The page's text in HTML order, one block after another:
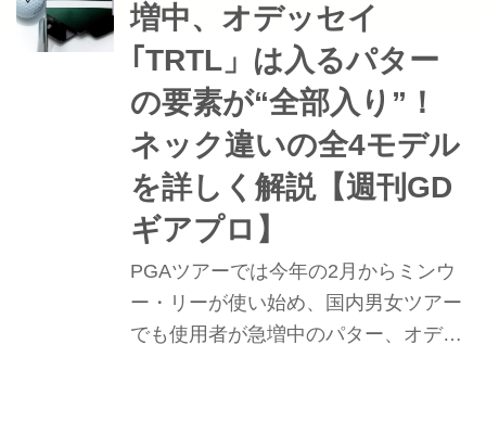
増中、オデッセイ
｢TRTL」は入るパター
の要素が“全部入り”！
ネック違いの全4モデル
を詳しく解説【週刊GD
ギアプロ】
PGAツアーでは今年の2月からミンウ
ー・リーが使い始め、国内男女ツアー
でも使用者が急増中のパター、オデッ